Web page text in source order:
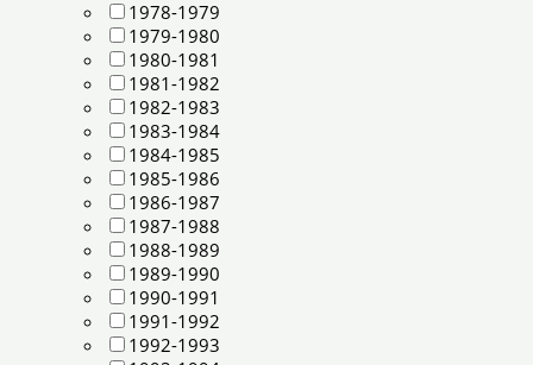
1978-1979
1979-1980
1980-1981
1981-1982
1982-1983
1983-1984
1984-1985
1985-1986
1986-1987
1987-1988
1988-1989
1989-1990
1990-1991
1991-1992
1992-1993